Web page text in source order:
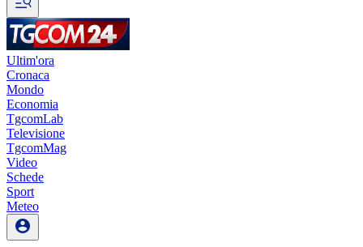
Ultim'ora
Cronaca
Mondo
Economia
TgcomLab
Televisione
TgcomMag
Video
Schede
Sport
Meteo